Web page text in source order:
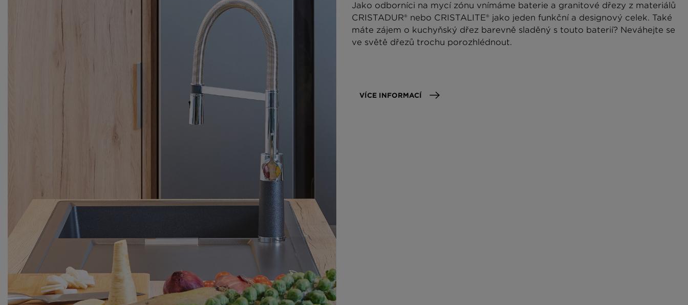
Jako odborníci na mycí zónu vnímáme baterie a granitové dřezy z materiálů
CRISTADUR® nebo CRISTALITE® jako jeden funkční a designový celek. Také
máte zájem o kuchyňský dřez barevně sladěný s touto baterií? Neváhejte se
ve světě dřezů trochu porozhlédnout.
VÍCE INFORMACÍ